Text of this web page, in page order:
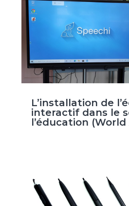
L’installation de
interactif dans le
l’éducation